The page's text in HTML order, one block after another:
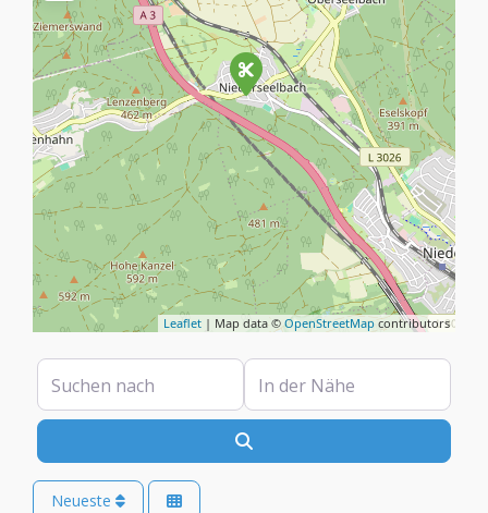
Leaflet | Map data ©OpenStreetMap contributors
Suchen nach In der Nähe
Neueste